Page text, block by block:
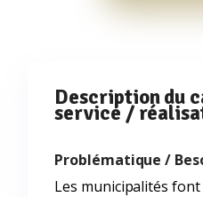
Description du
service /
Problématique /
Les municipalités